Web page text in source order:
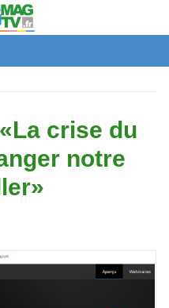
crise du
notre